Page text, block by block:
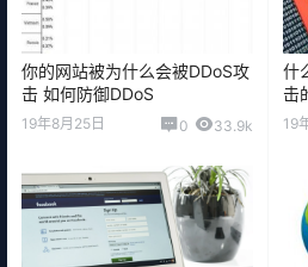
你的网站被为什么会被DDoS攻
击 如何防御DDoS
19年8月25日 0 33.9k
什
击
19